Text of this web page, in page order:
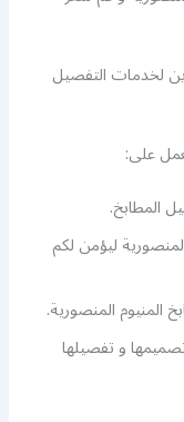
لخدمات التفصيل
على:
المطابخ.
ليؤمن لكم
المنصورية.
و تفصيلها